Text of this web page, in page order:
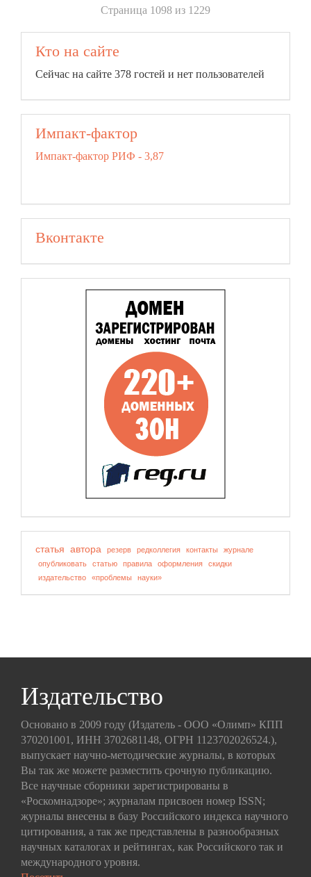
Страница 1098 из 1229
Кто на сайте
Сейчас на сайте 378 гостей и нет пользователей
Импакт-фактор
Импакт-фактор РИФ - 3,87
Вконтакте
статья автора резерв редколлегия контакты
журнале
опубликовать
статью правила оформления
скидки
издательство
«проблемы науки»
Издательство
Основано в 2009 году (Издатель - ООО «Олимп» КПП
370201001, ИНН 3702681148, ОГРН 1123702026524.),
выпускает научно-методические журналы, в которых
Вы так же можете разместить срочную публикацию.
Все научные сборники зарегистрированы в
«Роскомнадзоре»; журналам присвоен номер ISSN;
журналы внесены в базу Российского индекса научного
цитирования, а так же представлены в разнообразных
научных каталогах и рейтингах, как Российского так и
международного уровня.